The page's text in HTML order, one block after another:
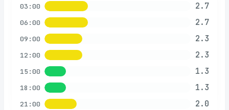
03:00 2.7
06:00 2.7
09:00 2.3
12:00 2.3
15:00 1.3
18:00 1.3
21:00 2.0